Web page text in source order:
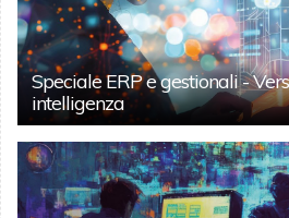
Speciale ERP e gestionali -
intelligenza